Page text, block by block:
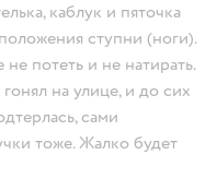
каблук и пяточка
ступни (ноги).
потеть и не натирать.
на улице, и до сих
сами
тоже. Жалко будет